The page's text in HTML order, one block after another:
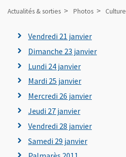
Actualités & sorties Photos Culture
Vendredi 21 janvier
Dimanche 23 janvier
Lundi 24 janvier
Mardi 25 janvier
Mercredi 26 janvier
Jeudi 27 janvier
Vendredi 28 janvier
Samedi 29 janvier